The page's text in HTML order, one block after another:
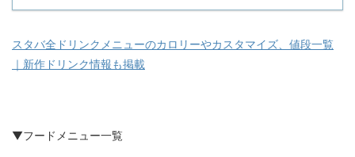
スタバ全ドリンクメニューのカロリーやカスタマイズ、値段一覧
｜新作ドリンク情報も掲載
▼フードメニュー一覧